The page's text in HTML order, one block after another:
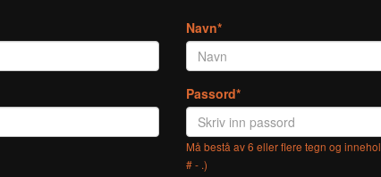
Navn*
Passord*
Må bestå av 6 eller flere tegn og
# - .)